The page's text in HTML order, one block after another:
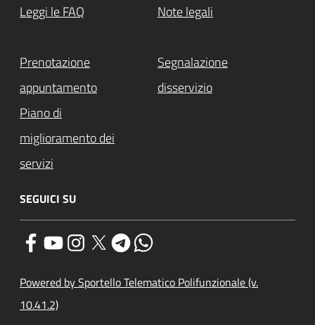
Leggi le FAQ Note legali
Prenotazione
appuntamento
Segnalazione
disservizio
Piano di
miglioramento dei
servizi
SEGUICI SU
Powered by Sportello Telematico Polifunzionale (v.
10.41.2)